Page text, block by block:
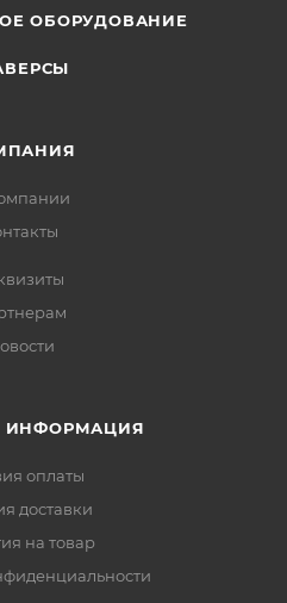
ОБОРУДОВАНИЕ
ИНФОРМАЦИЯ
оплаты
доставки
на товар